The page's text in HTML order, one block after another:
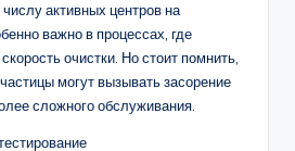
активных центров на
важно в процессах, где
очистки. Но стоит помнить,
могут вызывать засорение
сложного обслуживания.